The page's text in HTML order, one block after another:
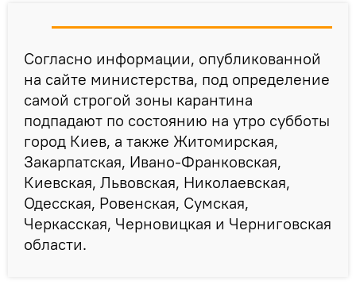
Согласно информации, опубликованной
на сайте министерства, под определение
самой строгой зоны карантина
подпадают по состоянию на утро субботы
город Киев, а также Житомирская,
Закарпатская, Ивано-Франковская,
Киевская, Львовская, Николаевская,
Одесская, Ровенская, Сумская,
Черкасская, Черновицкая и Черниговская
области.